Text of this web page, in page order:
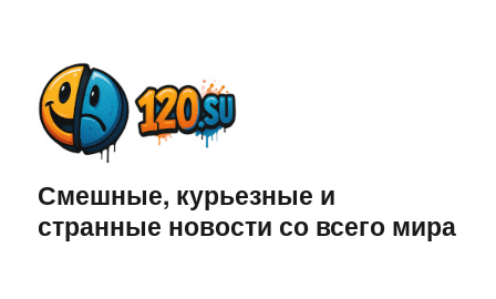
Смешные, курьезные и
странные новости со всего мира